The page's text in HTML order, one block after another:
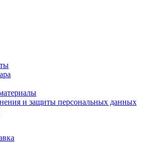
и защиты персональных данных